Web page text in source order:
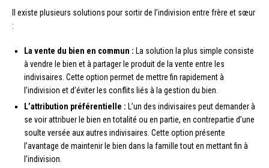
Il existe plusieurs solutions pour sortir de l’indivision entre frère et sœur
:
La vente du bien en commun : La solution la plus simple consiste
à vendre le bien et à partager le produit de la vente entre les
indivisaires. Cette option permet de mettre fin rapidement à
l’indivision et d’éviter les conflits liés à la gestion du bien.
L’attribution préférentielle : L’un des indivisaires peut demander à
se voir attribuer le bien en totalité ou en partie, en contrepartie d’une
soulte versée aux autres indivisaires. Cette option présente
l’avantage de maintenir le bien dans la famille tout en mettant fin à
l’indivision.